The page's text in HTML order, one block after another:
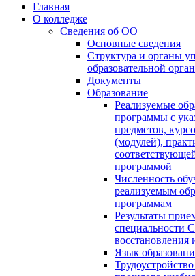
Главная
О колледже
Сведения об ОО
Основные сведения
Структура и органы
образовательной
Документы
Образование
Реализуемые
программы с
предметов,
(модулей),
программой
Численность
реализуемым
программам
Результаты
специальности
восстановления
Язык